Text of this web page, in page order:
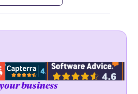
your business